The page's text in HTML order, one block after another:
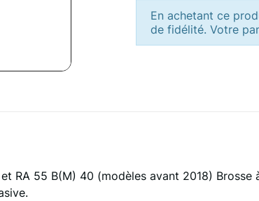
En achetant ce
de fidélité. Votre
RA 55 B(M) 40 (modèles avant 2018) Brosse